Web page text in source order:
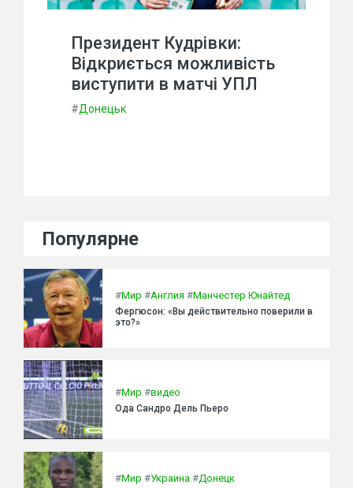
Президент Кудрівки:
Відкриється можливість
виступити в матчі УПЛ
#Донецьк
Популярне
#Мир #Англия #Манчестер Юнайтед
Фергюсон: «Вы действительно поверили в
это?»
#Мир #видео
Ода Сандро Дель Пьеро
#Мир #Украина #Донецк